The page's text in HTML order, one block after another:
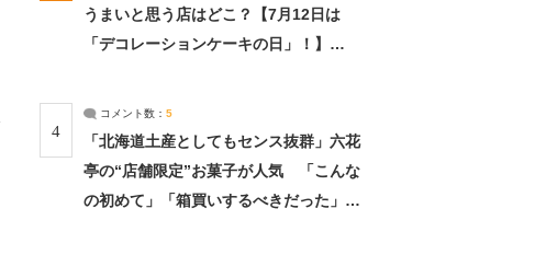
うまいと思う店はどこ？【7月12日は
「デコレーションケーキの日」！】
4
コメント数： 5
「北海道土産としてもセンス抜群」六花
亭の“店舗限定”お菓子が人気 「こんな
の初めて」「箱買いするべきだった」